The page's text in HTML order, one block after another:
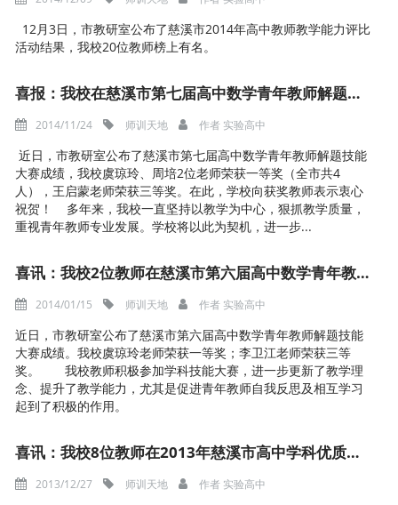
12月3日，市教研室公布了慈溪市2014年高中教师教学能力评比
活动结果，我校20位教师榜上有名。
喜报：我校在慈溪市第七届高中数学青年教师解题技能大赛中喜获佳绩
2014/11/24 师训天地 作者 实验高中
近日，市教研室公布了慈溪市第七届高中数学青年教师解题技能
大赛成绩，我校虞琼玲、周培2位老师荣获一等奖（全市共4
人），王启蒙老师荣获三等奖。在此，学校向获奖教师表示衷心
祝贺！ 多年来，我校一直坚持以教学为中心，狠抓教学质量，
重视青年教师专业发展。学校将以此为契机，进一步...
喜讯：我校2位教师在慈溪市第六届高中数学青年教师解题技能大赛中获奖
2014/01/15 师训天地 作者 实验高中
近日，市教研室公布了慈溪市第六届高中数学青年教师解题技能
大赛成绩。我校虞琼玲老师荣获一等奖；李卫江老师荣获三等
奖。 我校教师积极参加学科技能大赛，进一步更新了教学理
念、提升了教学能力，尤其是促进青年教师自我反思及相互学习
起到了积极的作用。
喜讯：我校8位教师在2013年慈溪市高中学科优质课评比中获奖
2013/12/27 师训天地 作者 实验高中